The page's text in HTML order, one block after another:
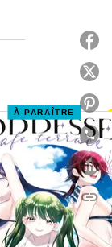
À PARAÎTRE
link